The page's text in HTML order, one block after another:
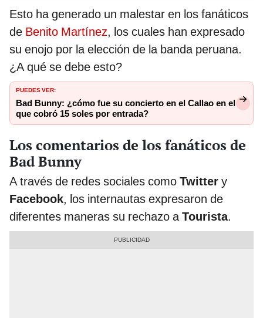
Esto ha generado un malestar en los fanáticos
de Benito Martínez, los cuales han expresado
su enojo por la elección de la banda peruana.
¿A qué se debe esto?
PUEDES VER:
Bad Bunny: ¿cómo fue su concierto en el Callao en el
que cobró 15 soles por entrada?
Los comentarios de los fanáticos de
Bad Bunny
A través de redes sociales como Twitter y
Facebook, los internautas expresaron de
diferentes maneras su rechazo aTourista.